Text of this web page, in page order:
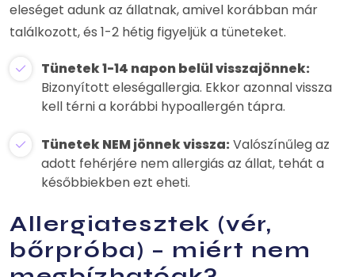
eleséget adunk az állatnak, amivel korábban már
találkozott, és 1-2 hétig figyeljük a tüneteket.
Tünetek 1-14 napon belül visszajönnek:
Bizonyított eleségallergia. Ekkor azonnal vissza
kell térni a korábbi hypoallergén tápra.
Tünetek NEM jönnek vissza: Valószínűleg az
adott fehérjére nem allergiás az állat, tehát a
későbbiekben ezt eheti.
Allergiatesztek (vér,
bőrpróba) – miért nem